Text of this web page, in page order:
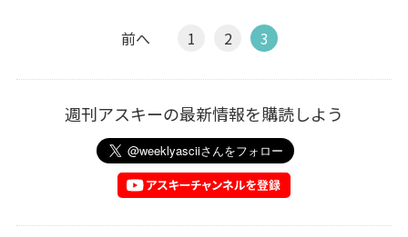
前へ 1 2 3
週刊アスキーの最新情報を購読しよう